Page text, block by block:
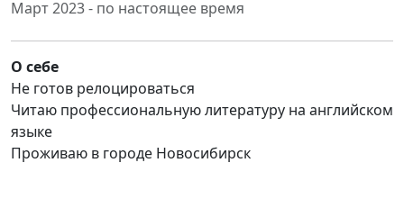
Март 2023 - по настоящее время
О себе
Не готов релоцироваться
Читаю профессиональную литературу на английском
языке
Проживаю в городе Новосибирск